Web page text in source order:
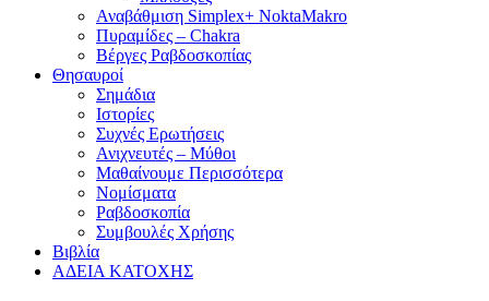
Αναβάθμιση Simplex+ NoktaMakro
Πυραμίδες – Chakra
Βέργες Ραβδοσκοπίας
Θησαυροί
Σημάδια
Ιστορίες
Συχνές Ερωτήσεις
Ανιχνευτές – Μύθοι
Μαθαίνουμε Περισσότερα
Νομίσματα
Ραβδοσκοπία
Συμβουλές Χρήσης
Βιβλία
ΑΔΕΙΑ ΚΑΤΟΧΗΣ